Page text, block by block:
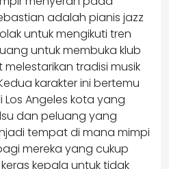
adalah pianis jazz
untuk mengikuti tren
untuk membuka klub
tradisi musik
karakter ini bertemu
Angeles kota yang
dan peluang yang
tempat di mana mimpi
mereka yang cukup
kepala untuk tidak